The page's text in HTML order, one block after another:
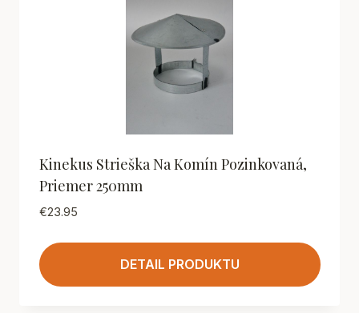
Kinekus Strieška Na Komín Pozinkovaná,
Priemer 250mm
€23.95
DETAIL PRODUKTU